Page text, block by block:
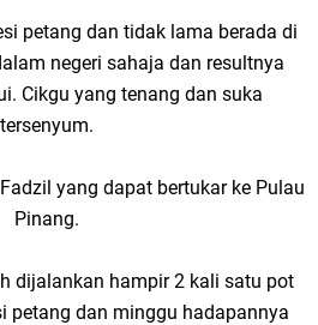
petang dan tidak lama berada di
negeri sahaja dan resultnya
Cikgu yang tenang dan suka
tersenyum.
yang dapat bertukar ke Pulau
Pinang.
dijalankan hampir 2 kali satu pot
petang dan minggu hadapannya